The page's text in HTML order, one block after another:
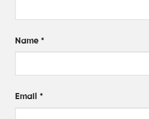
Name *
Email *